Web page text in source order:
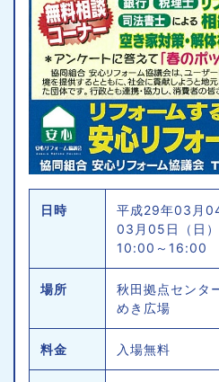
日時
平成29年03月
03月05日（日）
10:00～16:00
場所
秋田拠点セン
めき広場
料金 入場無料